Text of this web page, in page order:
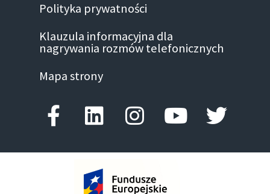
Polityka prywatności
Klauzula informacyjna dla
nagrywania rozmów telefonicznych
Mapa strony
Facebook-f
LinkedinInstagram
Youtube